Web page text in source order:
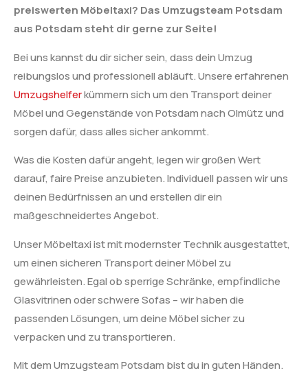
preiswerten Möbeltaxi? Das Umzugsteam Potsdam
aus Potsdam steht dir gerne zur Seite!
Bei uns kannst du dir sicher sein, dass dein Umzug
reibungslos und professionell abläuft. Unsere erfahrenen
Umzugshelferkümmern sich um den Transport deiner
Möbel und Gegenstände von Potsdam nach Olmütz und
sorgen dafür, dass alles sicher ankommt.
Was die Kosten dafür angeht, legen wir großen Wert
darauf, faire Preise anzubieten. Individuell passen wir uns
deinen Bedürfnissen an und erstellen dir ein
maßgeschneidertes Angebot.
Unser Möbeltaxi ist mit modernster Technik ausgestattet,
um einen sicheren Transport deiner Möbel zu
gewährleisten. Egal ob sperrige Schränke, empfindliche
Glasvitrinen oder schwere Sofas – wir haben die
passenden Lösungen, um deine Möbel sicher zu
verpacken und zu transportieren.
Mit dem Umzugsteam Potsdam bist du in guten Händen.